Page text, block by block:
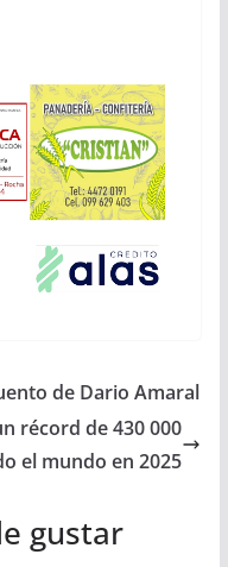
de Dario Amaral
récord de 430 000
el mundo en 2025
gustar